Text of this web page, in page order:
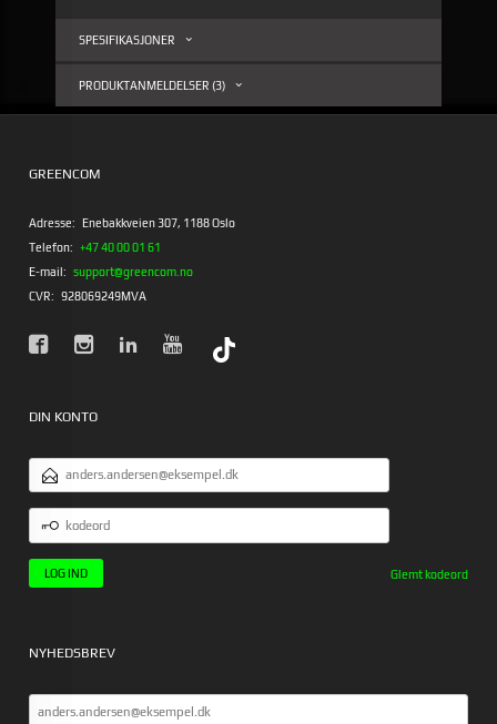
SPESIFIKASJONER
PRODUKTANMELDELSER (3)
GREENCOM
Adresse:
Enebakkveien 307, 1188 Oslo
Telefon: +47 40 00 01 61
E-mail: support@greencom.no
CVR: 928069249MVA
DIN KONTO
EMAILADRESSE
KODEORD
Glemt kodeord
NYHEDSBREV